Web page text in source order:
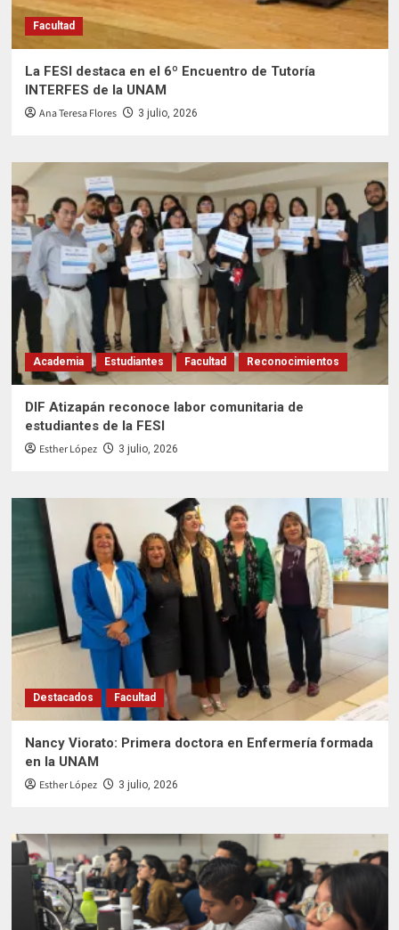
Facultad
La FESI destaca en el 6º Encuentro de Tutoría
INTERFES de la UNAM
Ana Teresa Flores 3 julio, 2026
Academia Estudiantes Facultad Reconocimientos
DIF Atizapán reconoce labor comunitaria de
estudiantes de la FESI
Esther López 3 julio, 2026
Destacados Facultad
Nancy Viorato: Primera doctora en Enfermería formada
en la UNAM
Esther López 3 julio, 2026